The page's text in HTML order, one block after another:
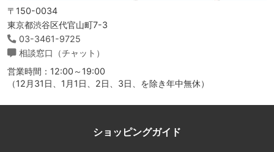
〒150-0034
東京都渋谷区代官山町7-3
03-3461-9725
相談窓口（チャット）
営業時間：12:00～19:00
（12月31日、1月1日、2日、3日、を除き年中無休）
ショッピングガイド